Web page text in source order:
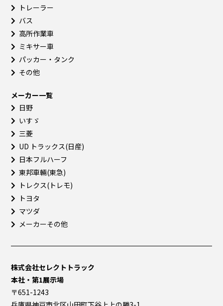
トレーラー
バス
高所作業車
ミキサー車
パッカー・タンク
その他
メーカー一覧
日野
いすゞ
三菱
UD トラックス(日産)
日本フルハーフ
東邦車輛(東急)
トレクス(トレモ)
トヨタ
マツダ
メーカーその他
株式会社セレクトトラック
本社・第1展示場
〒651-1243